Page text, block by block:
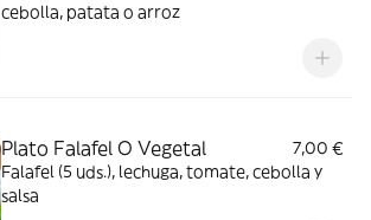
cebolla, patata o arroz
Plato Falafel O Vegetal
7,00 €
Falafel (5 uds.), lechuga, tomate, cebolla y
salsa